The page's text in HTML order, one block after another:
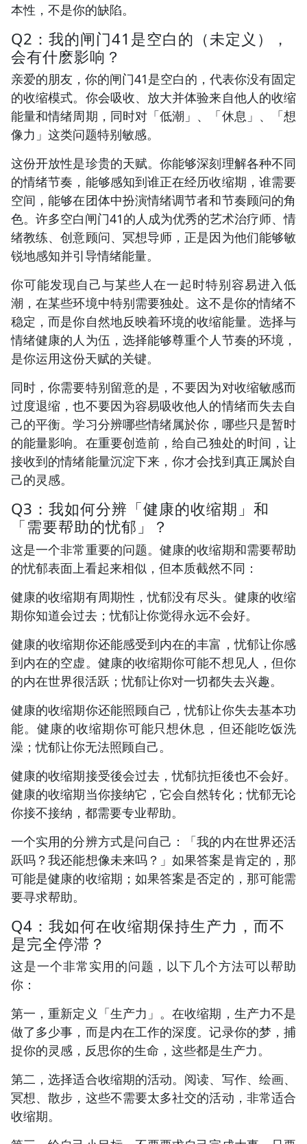
本性，不是你的缺陷。
Q2：我的闸门41是空白的（未定义），
会有什麽影响？
亲爱的朋友，你的闸门41是空白的，代表你没有固定
的收缩模式。你会吸收、放大并体验来自他人的收缩
能量和情绪周期，同时对「低潮」、「休息」、「想
像力」这类问题特别敏感。
这份开放性是珍贵的天赋。你能够深刻理解各种不同
的情绪节奏，能够感知到谁正在经历收缩期，谁需要
空间，能够在团体中扮演情绪调节者和节奏顾问的角
色。许多空白闸门41的人成为优秀的艺术治疗师、情
绪教练、创意顾问、冥想导师，正是因为他们能够敏
锐地感知并引导情绪能量。
你可能发现自己与某些人在一起时特别容易进入低
潮，在某些环境中特别需要独处。这不是你的情绪不
稳定，而是你自然地反映着环境的收缩能量。选择与
情绪健康的人为伍，选择能够尊重个人节奏的环境，
是你运用这份天赋的关键。
同时，你需要特别留意的是，不要因为对收缩敏感而
过度退缩，也不要因为容易吸收他人的情绪而失去自
己的平衡。学习分辨哪些情绪属於你，哪些只是暂时
的能量影响。在重要创造前，给自己独处的时间，让
接收到的情绪能量沉淀下来，你才会找到真正属於自
己的灵感。
Q3：我如何分辨「健康的收缩期」和
「需要帮助的忧郁」？
这是一个非常重要的问题。健康的收缩期和需要帮助
的忧郁表面上看起来相似，但本质截然不同：
健康的收缩期有周期性，忧郁没有尽头。健康的收缩
期你知道会过去；忧郁让你觉得永远不会好。
健康的收缩期你还能感受到内在的丰富，忧郁让你感
到内在的空虚。健康的收缩期你可能不想见人，但你
的内在世界很活跃；忧郁让你对一切都失去兴趣。
健康的收缩期你还能照顾自己，忧郁让你失去基本功
能。健康的收缩期你可能只想休息，但还能吃饭洗
澡；忧郁让你无法照顾自己。
健康的收缩期接受後会过去，忧郁抗拒後也不会好。
健康的收缩期当你接纳它，它会自然转化；忧郁无论
你接不接纳，都需要专业帮助。
一个实用的分辨方式是问自己：「我的内在世界还活
跃吗？我还能想像未来吗？」如果答案是肯定的，那
可能是健康的收缩期；如果答案是否定的，那可能需
要寻求帮助。
Q4：我如何在收缩期保持生产力，而不
是完全停滞？
这是一个非常实用的问题，以下几个方法可以帮助
你：
第一，重新定义「生产力」。在收缩期，生产力不是
做了多少事，而是内在工作的深度。记录你的梦，捕
捉你的灵感，反思你的生命，这些都是生产力。
第二，选择适合收缩期的活动。阅读、写作、绘画、
冥想、散步，这些不需要太多社交的活动，非常适合
收缩期。